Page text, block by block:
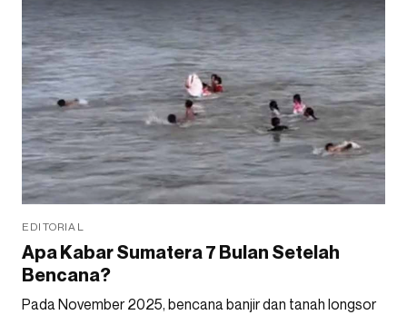
EDITORIAL
Apa Kabar Sumatera 7 Bulan Setelah
Bencana?
Pada November 2025, bencana banjir dan tanah longsor